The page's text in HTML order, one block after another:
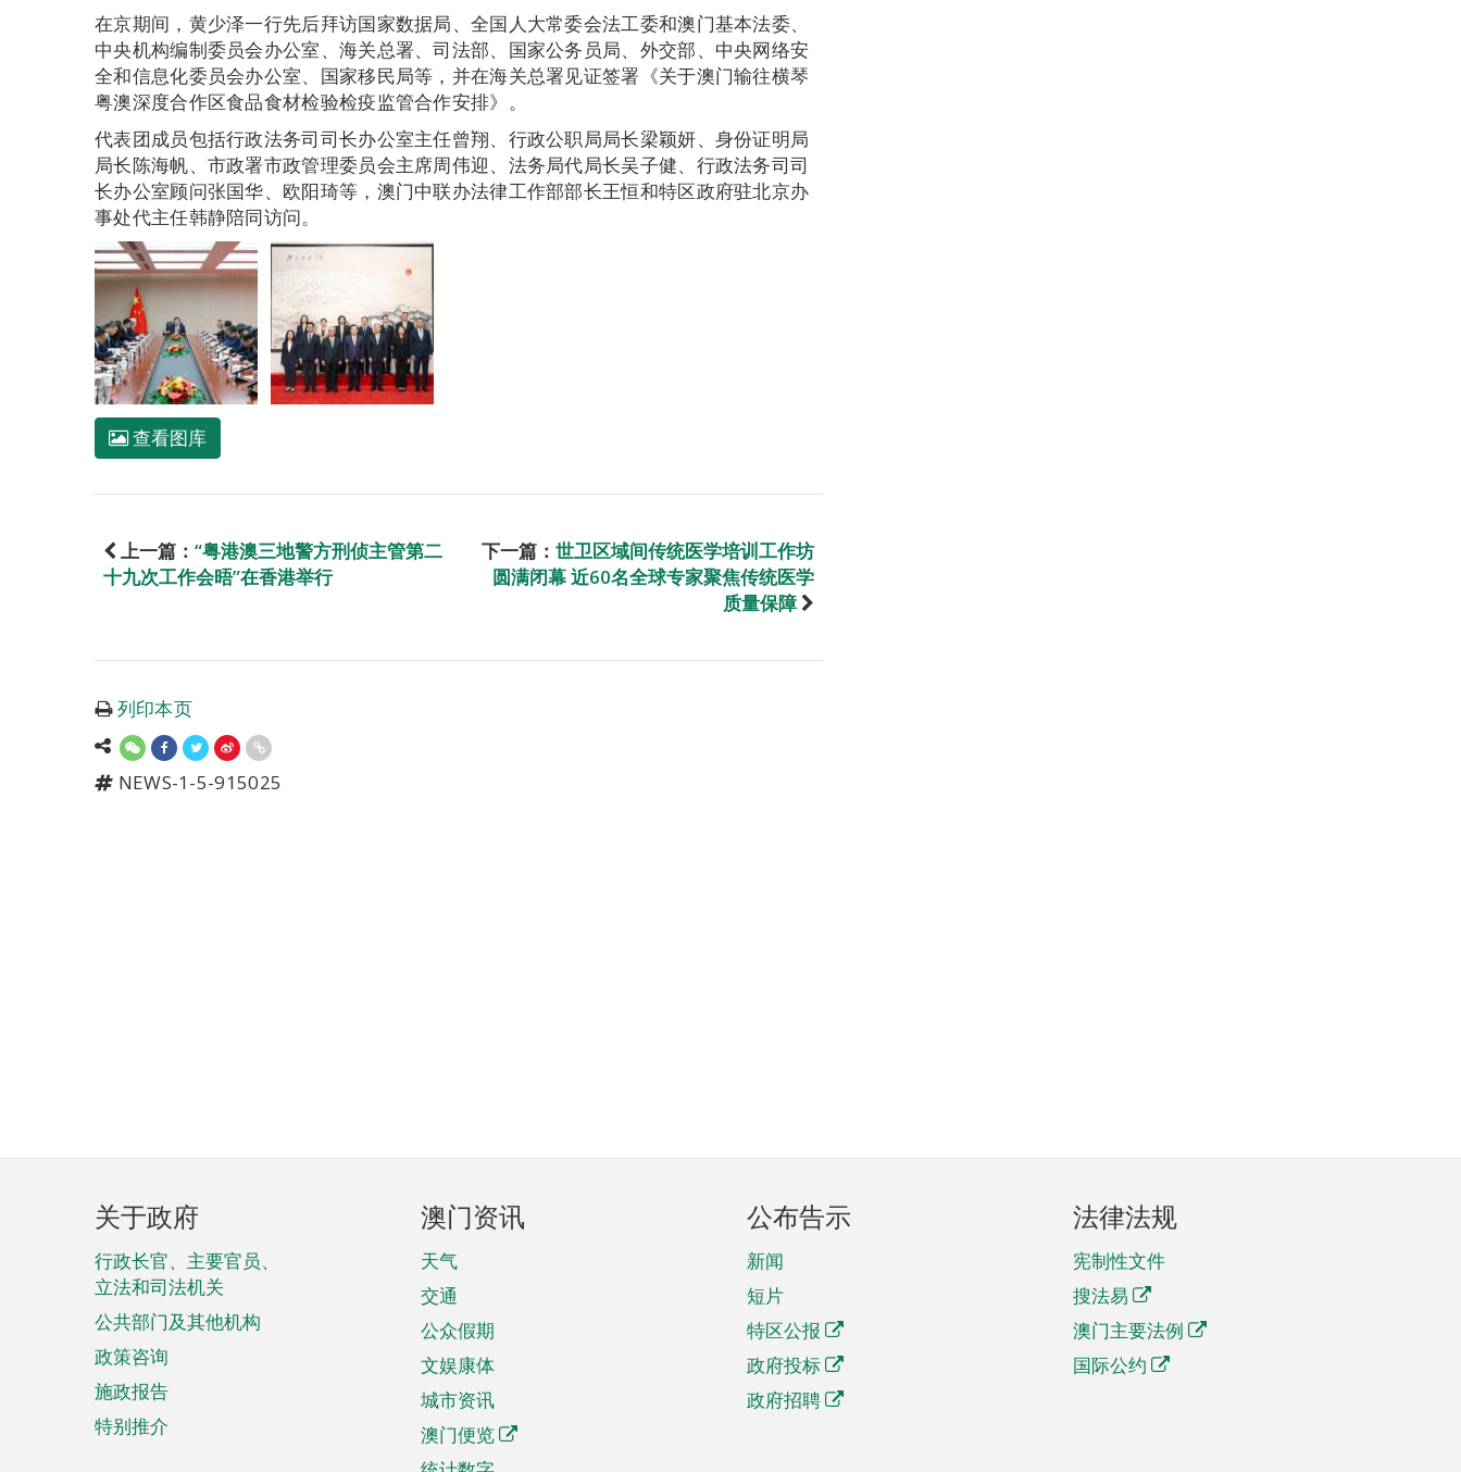
在京期间，黄少泽一行先后拜访国家数据局、全国人大常委会法工委和澳门基本法委、
中央机构编制委员会办公室、海关总署、司法部、国家公务员局、外交部、中央网络安
全和信息化委员会办公室、国家移民局等，并在海关总署见证签署《关于澳门输往横琴
粤澳深度合作区食品食材检验检疫监管合作安排》。
代表团成员包括行政法务司司长办公室主任曾翔、行政公职局局长梁颖妍、身份证明局
局长陈海帆、市政署市政管理委员会主席周伟迎、法务局代局长吴子健、行政法务司司
长办公室顾问张国华、欧阳琦等，澳门中联办法律工作部部长王恒和特区政府驻北京办
事处代主任韩静陪同访问。
查看图库
上一篇： “粤港澳三地警方刑侦主管第二
十九次工作会晤”在香港举行
下一篇： 世卫区域间传统医学培训工作坊
圆满闭幕 近60名全球专家聚焦传统医学
质量保障
列印本页
NEWS-1-5-915025
页
脚
菜
单
关于政府
行政长官、主要官员、
立法和司法机关
公共部门及其他机构
政策咨询
施政报告
特别推介
澳门资讯
天气
交通
公众假期
文娱康体
城市资讯
澳门便览
公布告示
新闻
短片
特区公报
政府投标
政府招聘
法律法规
宪制性文件
搜法易
澳门主要法例
国际公约